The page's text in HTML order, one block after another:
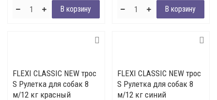
FLEXI CLASSIC NEW трос
S Рулетка для собак 8
м/12 кг красный
FLEXI CLASSIC NEW трос
S Рулетка для собак 8
м/12 кг синий